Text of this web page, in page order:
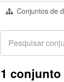
Conjuntos de
1